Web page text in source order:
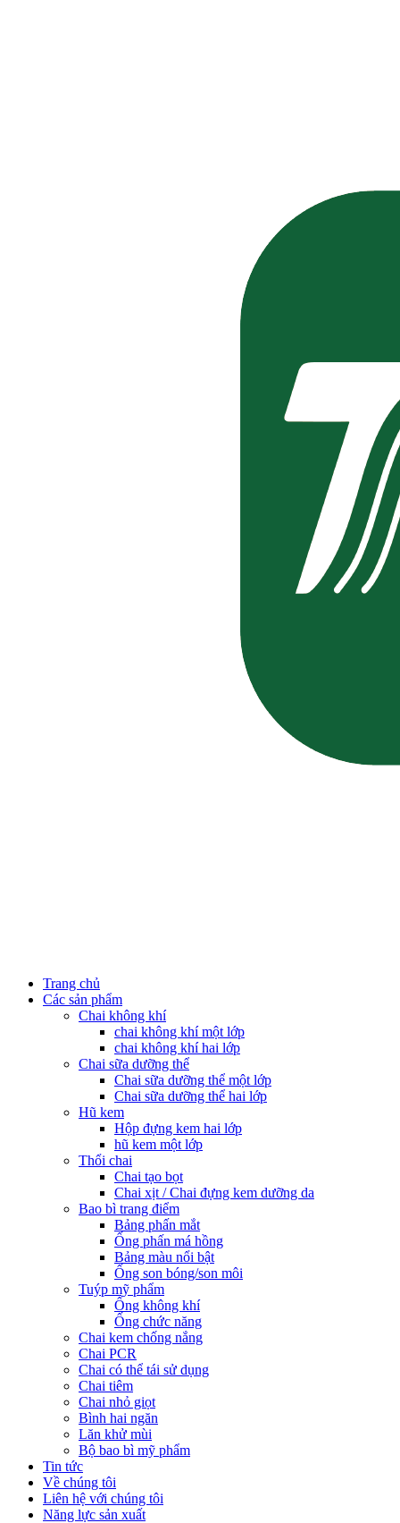
Trang chủ
Các sản phẩm
Chai không khí
chai không khí một lớp
chai không khí hai lớp
Chai sữa dưỡng thể
Chai sữa dưỡng thể một lớp
Chai sữa dưỡng thể hai lớp
Hũ kem
Hộp đựng kem hai lớp
hũ kem một lớp
Thổi chai
Chai tạo bọt
Chai xịt / Chai đựng kem dưỡng da
Bao bì trang điểm
Bảng phấn mắt
Ống phấn má hồng
Bảng màu nổi bật
Ống son bóng/son môi
Tuýp mỹ phẩm
Ống không khí
Ống chức năng
Chai kem chống nắng
Chai PCR
Chai có thể tái sử dụng
Chai tiêm
Chai nhỏ giọt
Bình hai ngăn
Lăn khử mùi
Bộ bao bì mỹ phẩm
Tin tức
Về chúng tôi
Liên hệ với chúng tôi
Năng lực sản xuất